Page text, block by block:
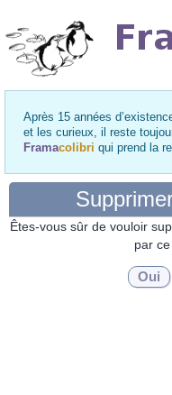
Après 15 années
et les curieux, il reste
Framacolibri qui prend la
Êtes-vous sûr de vouloir
par